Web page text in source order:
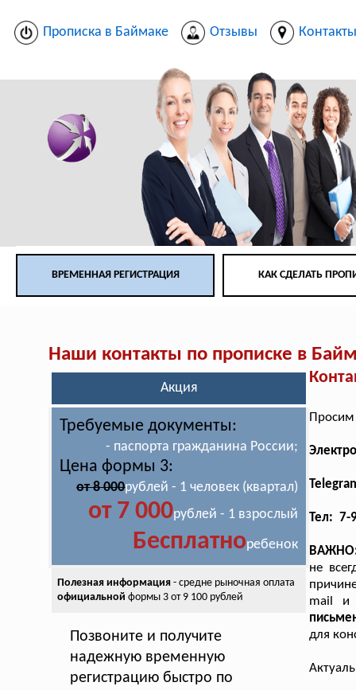
Прописка в Баймаке Отзывы
ВРЕМЕННАЯ РЕГИСТРАЦИЯ КАК СДЕЛАТЬ
Наши контакты по прописке в
Акция
Требуемые документы:
- паспорта гражданина России;
Цена формы 3:
от 8 000рублей - 1 человек (квартал)
от 7 000рублей - 1 взрослый
Бесплатноребенок
Полезная информация- средне рыночная оплата
официальной формы 3 от 9 100 рублей
Позвоните и получите
надежную временную
регистрацию быстро по
Просим
Тел: 7-
не
mail и
для